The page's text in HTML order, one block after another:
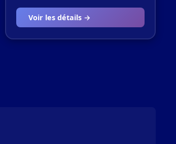
Voir les détails →